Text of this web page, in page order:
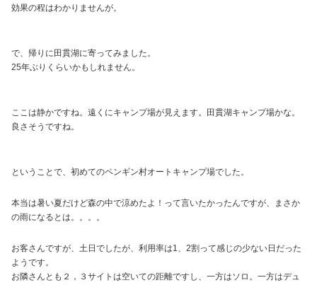
効果の程はわかりませんが。
で、帰りに田貫湖に寄ってみました。
25年ぶりくらいかもしれません。
ここは静かですね。遠くにキャンプ場が見えます。田貫湖キャンプ場かな。
良さそうですね。
ということで、初めてのペンギン村オートキャンプ場でした。
本当は暑い夏だけど森の中で涼めたよ！って言いたかったんですが、まさか
の雨になるとは。。。。
お客さんですが、土日でしたが、利用率は1、2割って感じの少ない日だった
ようです。
お隣さんとも２，３サイトは空いての距離ですし、一方はソロ。一方はデュ